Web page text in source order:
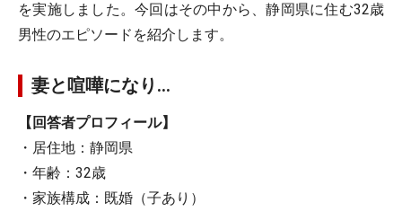
を実施しました。今回はその中から、静岡県に住む32歳
男性のエピソードを紹介します。
妻と喧嘩になり…
【回答者プロフィール】
・居住地：静岡県
・年齢：32歳
・家族構成：既婚（子あり）